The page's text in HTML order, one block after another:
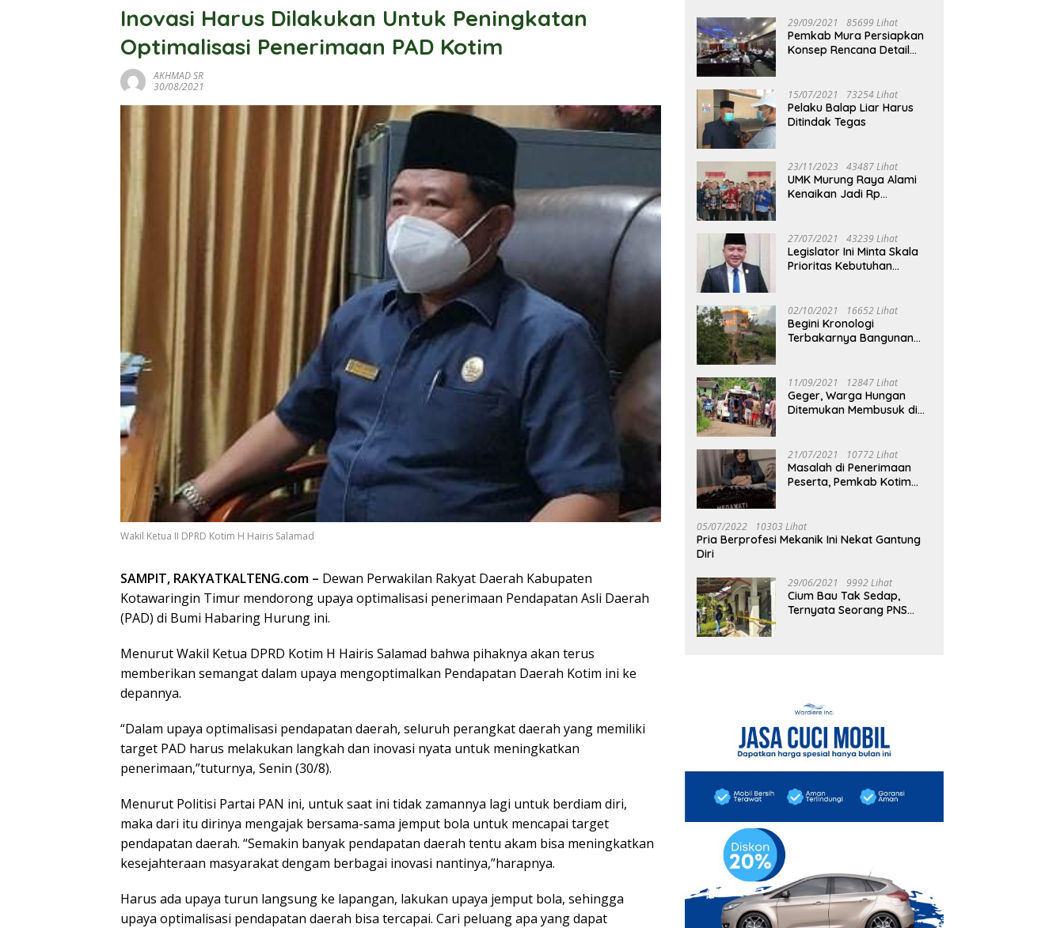
Inovasi Harus Dilakukan Untuk Peningkatan
Optimalisasi Penerimaan PAD Kotim
AKHMAD SR
30/08/2021
Wakil Ketua II DPRD Kotim H Hairis Salamad
SAMPIT, RAKYATKALTENG.com – Dewan Perwakilan Rakyat Daerah Kabupaten
Kotawaringin Timur mendorong upaya optimalisasi penerimaan Pendapatan Asli Daerah
(PAD) di Bumi Habaring Hurung ini.
Menurut Wakil Ketua DPRD Kotim H Hairis Salamad bahwa pihaknya akan terus
memberikan semangat dalam upaya mengoptimalkan Pendapatan Daerah Kotim ini ke
depannya.
“Dalam upaya optimalisasi pendapatan daerah, seluruh perangkat daerah yang memiliki
target PAD harus melakukan langkah dan inovasi nyata untuk meningkatkan
penerimaan,”tuturnya, Senin (30/8).
Menurut Politisi Partai PAN ini, untuk saat ini tidak zamannya lagi untuk berdiam diri,
maka dari itu dirinya mengajak bersama-sama jemput bola untuk mencapai target
pendapatan daerah. “Semakin banyak pendapatan daerah tentu akam bisa meningkatkan
kesejahteraan masyarakat dengam berbagai inovasi nantinya,”harapnya.
Harus ada upaya turun langsung ke lapangan, lakukan upaya jemput bola, sehingga
upaya optimalisasi pendapatan daerah bisa tercapai. Cari peluang apa yang dapat
29/09/2021 85699 Lihat
Pemkab Mura Persiapkan
Konsep Rencana Detail
15/07/2021 73254 Lihat
Pelaku Balap Liar Harus
Ditindak Tegas
23/11/2023 43487 Lihat
UMK Murung Raya Alami
Kenaikan Jadi Rp
27/07/2021 43239 Lihat
Legislator Ini Minta Skala
Prioritas Kebutuhan
02/10/2021 16652 Lihat
Begini Kronologi
Terbakarnya Bangunan
11/09/2021 12847 Lihat
Geger, Warga Hungan
Ditemukan Membusuk di
21/07/2021 10772 Lihat
Masalah di Penerimaan
Peserta, Pemkab Kotim
05/07/2022 10303 Lihat
Pria Berprofesi Mekanik Ini Nekat Gantung
Diri
29/06/2021 9992 Lihat
Cium Bau Tak Sedap,
Ternyata Seorang PNS